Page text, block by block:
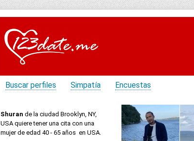
Buscar perfiles Simpatía Encuestas
Shuran de la ciudad Brooklyn, NY,
USA quiere tener una cita con una
mujer de edad 40 - 65 años en USA.